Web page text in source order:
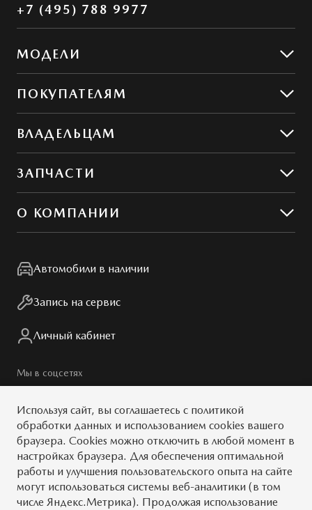
+7 (495) 788 9977
МОДЕЛИ
Mazda CX-5
ПОКУПАТЕЛЯМ
MAZDA ГАРАНТ
ВЛАДЕЛЬЦАМ
Сервис и ремонт
Обслуживание
ЗАПЧАСТИ
MZD Oil & Parts
О КОМПАНИИ
Правовая информация
Автомобили в наличии
Запись на сервис
Личный кабинет
Мы в соцсетях
Обратная связь Тест-драйв
Карта сайта Условия
Используя сайт, вы соглашаетесь с политикой
обработки данных и использованием cookies вашего
браузера. Cookies можно отключить в любой момент в
настройках браузера. Для обеспечения оптимальной
работы и улучшения пользовательского опыта на сайте
могут использоваться системы веб-аналитики (в том
числе Яндекс.Метрика). Продолжая использование